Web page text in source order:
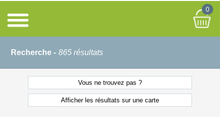
0
Recherche - 865 résultats
Vous ne trouvez pas ?
Afficher les résultats sur une carte